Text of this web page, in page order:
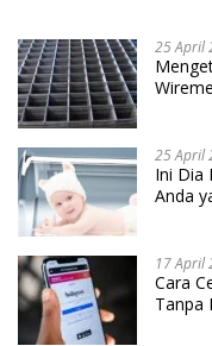
25 April
25 April
Ini Dia
Anda
17 April
Cara
Tanpa